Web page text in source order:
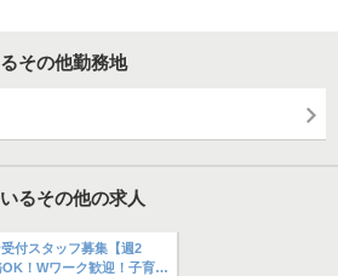
しています。
する喜びとやりがいを、ぜひここで体感し
さらに高いステージで輝かせてみません
お待ちしております。
その他勤務地
るその他の求人
付スタッフ募集【週2
！Wワーク歓迎！子育て